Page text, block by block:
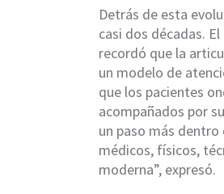
Detrás de esta
casi dos décadas.
recordó que la
un modelo de
que los pacientes
acompañados por
un paso más
médicos, físicos,
moderna”, expresó.